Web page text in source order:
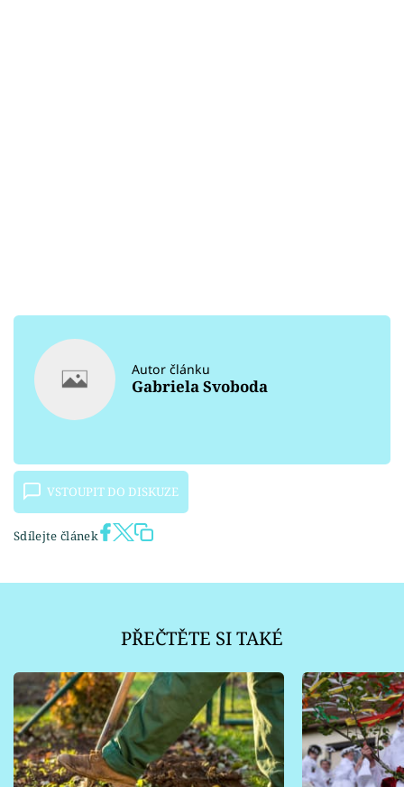
Autor článku
Gabriela Svoboda
VSTOUPIT DO DISKUZE
Sdílejte článek
PŘEČTĚTE SI TAKÉ